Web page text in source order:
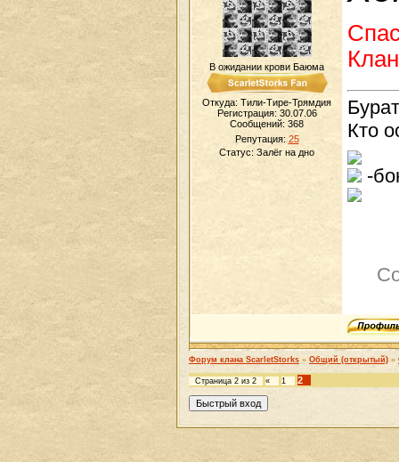
В ожидании крови Баюма
Откуда: Тили-Тире-Трямдия
Регистрация: 30.07.06
Сообщений: 368
Репутация: 25
Статус: Залёг на дно
Кто
-
Форум клана ScarletStorks » Общий (открытый) »
Страница 2 из 2 « 1 2